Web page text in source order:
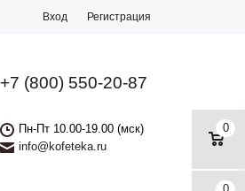
Вход Регистрация
+7 (800) 550-20-87
Пн-Пт 10.00-19.00 (мск)
info@kofeteka.ru
0